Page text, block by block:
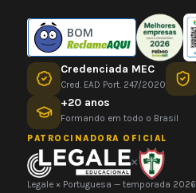
BOM
Credenciada MEC
Cred. EAD Port. 247/2020
+20 anos
Formando em todo o Brasil
PATROCINADORA OFICIAL
×
Legale × Portuguesa — temporada 2026